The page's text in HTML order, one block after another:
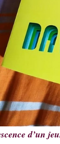
d’un